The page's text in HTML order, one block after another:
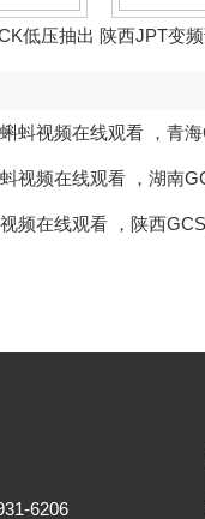
低压抽出 陕西JPT变
蚪视频在线观看 ， 青
视频在线观看 ， 湖南
频在线观看 ， 陕西
6206